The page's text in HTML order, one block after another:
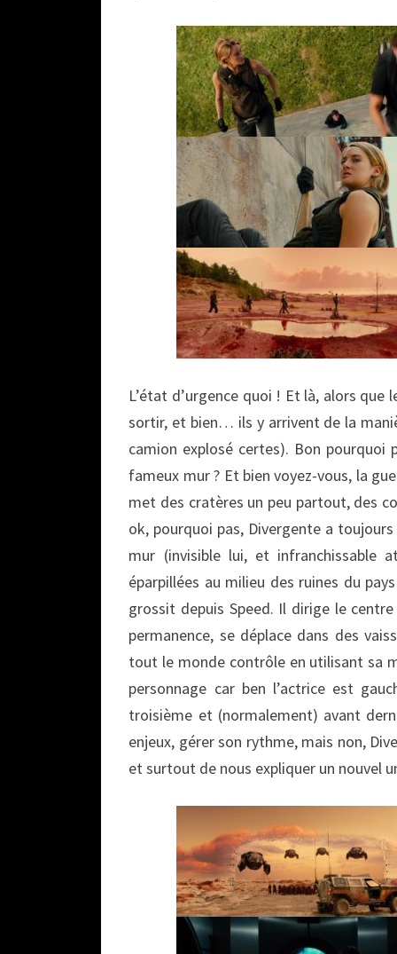
L’état d’urgence quoi ! Et là, alors
sortir, et bien… ils y arrivent de la
camion explosé certes). Bon pourquoi
fameux mur ? Et bien voyez-vous, la
met des cratères un peu partout, des
ok, pourquoi pas, Divergente a
mur (invisible lui, et infranchissable
éparpillées au milieu des ruines du
grossit depuis Speed. Il dirige le
permanence, se déplace dans des
tout le monde contrôle en utilisant sa
personnage car ben l’actrice est
troisième et (normalement) avant
enjeux, gérer son rythme, mais non,
et surtout de nous expliquer un nouvel